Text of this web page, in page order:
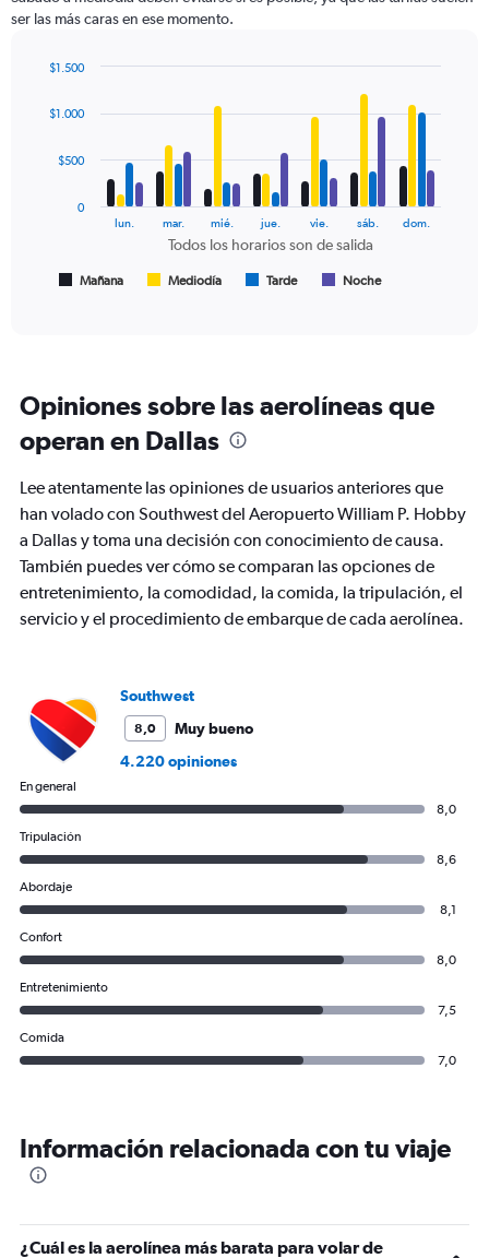
has
displaying
Avg.
and
ser las más caras en ese momento.
chart
with
data
horarios
de
Range:
7
categories.
The
chart
has
1
values.
Range:
0
to
1500.
Todos los horarios son de salida
Mañana Mediodía Tarde Noche
lun. mar. mié. jue. vie. sáb. dom.
0
$500
$1.000
$1.500
Opiniones sobre las aerolíneas que
operan en Dallas
Lee atentamente las opiniones de usuarios anteriores que
han volado con Southwest del Aeropuerto William P. Hobby
a Dallas y toma una decisión con conocimiento de causa.
También puedes ver cómo se comparan las opciones de
entretenimiento, la comodidad, la comida, la tripulación, el
servicio y el procedimiento de embarque de cada aerolínea.
Southwest
8,0
Muy bueno
4.220 opiniones
En general
8,0
Tripulación
8,6
Abordaje
8,1
Confort
8,0
Entretenimiento
7,5
Comida
7,0
Información relacionada con tu viaje
¿Cuál es la aerolínea más barata para volar de